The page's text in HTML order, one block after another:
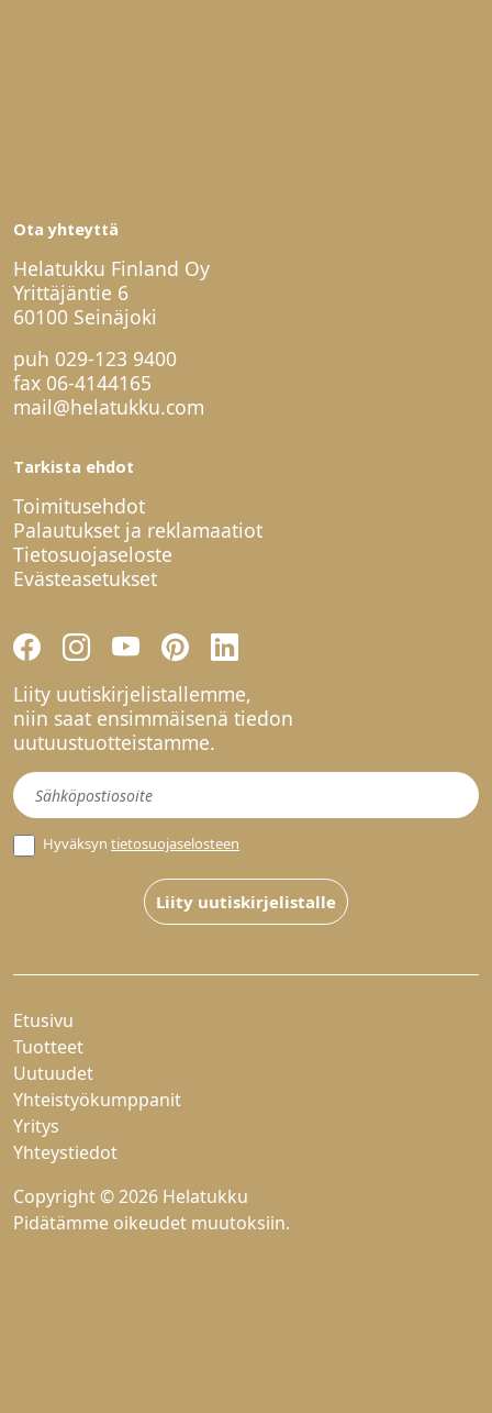
Ota yhteyttä
Helatukku Finland Oy
Yrittäjäntie 6
60100 Seinäjoki
puh 029-123 9400
fax 06-4144165
mail@helatukku.com
Tarkista ehdot
Toimitusehdot
Palautukset ja reklamaatiot
Tietosuojaseloste
Evästeasetukset
Liity uutiskirjelistallemme,
niin saat ensimmäisenä tiedon
uutuustuotteistamme.
Uutiskirje
Hyväksyn tietosuojaselosteen
Liity uutiskirjelistalle
Etusivu
Tuotteet
Uutuudet
Yhteistyökumppanit
Yritys
Yhteystiedot
Copyright © 2026 Helatukku
Pidätämme oikeudet muutoksiin.